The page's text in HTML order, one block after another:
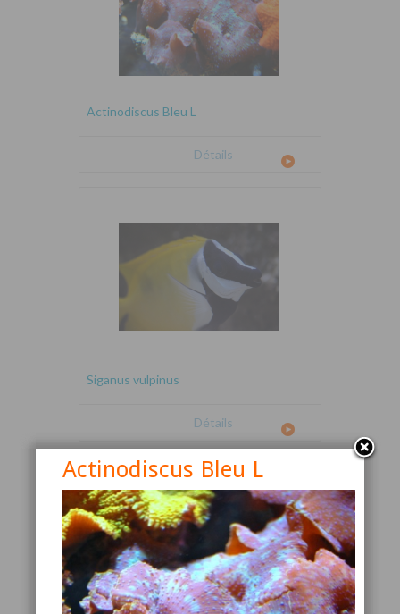
Actinodiscus Bleu L
Détails
Siganus vulpinus
Détails
Actinodiscus Bleu L